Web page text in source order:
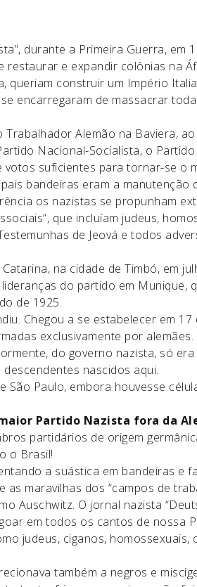
durante a Primeira Guerra, em
e expandir colônias na
queriam construir um Império
encarregaram de massacrar
Alemão na Baviera,
Nacional-Socialista, o
suficientes para tornar-se o
bandeiras eram a manutenção
os nazistas se propunham
que incluíam judeus,
de Jeová e todos
na cidade de Timbó, em
do partido em Munique,
de 1925.
Chegou a se estabelecer em 17
exclusivamente por alemães.
do governo nazista, só era
nascidos aqui.
São Paulo, embora houvesse
Partido Nazista fora da
partidários de origem
o Brasil!
a suástica em bandeiras e
as maravilhas dos “campos de
Auschwitz. O jornal nazista
em todos os cantos de nossa
judeus, ciganos, homossexuais,
também a negros e